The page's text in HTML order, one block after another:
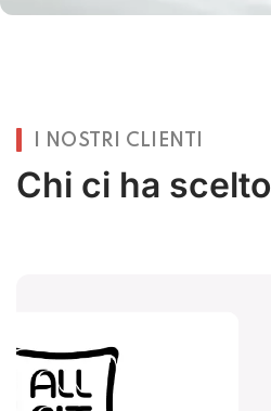
I NOSTRI CLIENTI
Chi ci ha scelto